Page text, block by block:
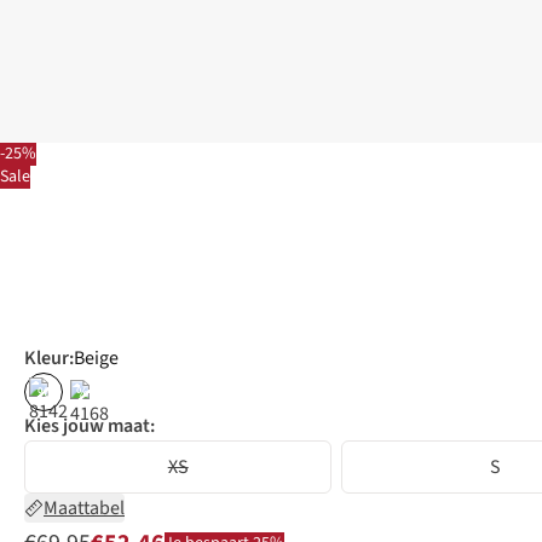
-25%
Sale
Kleur:Beige
% %
Kies jouw maat:
XS
S
Maattabel